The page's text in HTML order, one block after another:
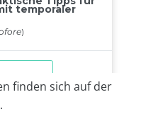
finden sich auf der
.